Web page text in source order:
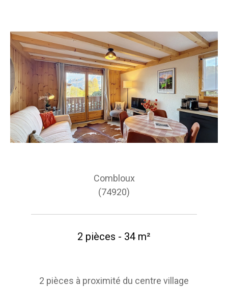
Combloux
(74920)
2 pièces - 34 m²
2 pièces à proximité du centre village